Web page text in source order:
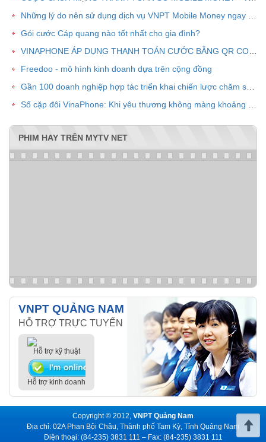
Gói cước Cáp quang nào tốt nhất cho gia đình?
Freedoo - mô hình kinh doanh dựa trên cộng đồng
PHIM HAY TRÊN MYTV NET
VNPT QUẢNG NAM
HỖ TRỢ TRỰC TUYẾN
Hỗ trợ kỹ thuật
Hỗ trợ kinh doanh
Copyright © 2012, VNPT Quảng Nam
Địa chỉ: 02A Phan Bội Châu, Thành phố Tam Kỳ, Tỉnh Quảng Nam
Điện thoại: (84-235) 3831 111 – Fax: (84-235) 3831 111